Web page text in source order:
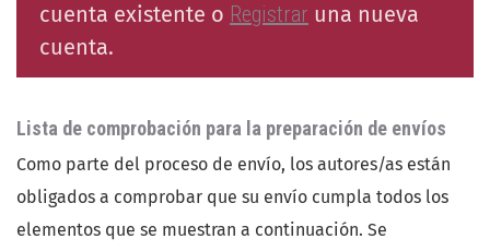
cuenta existente o Registrar una nueva
cuenta.
Lista de comprobación para la preparación de envíos
Como parte del proceso de envío, los autores/as están
obligados a comprobar que su envío cumpla todos los
elementos que se muestran a continuación. Se